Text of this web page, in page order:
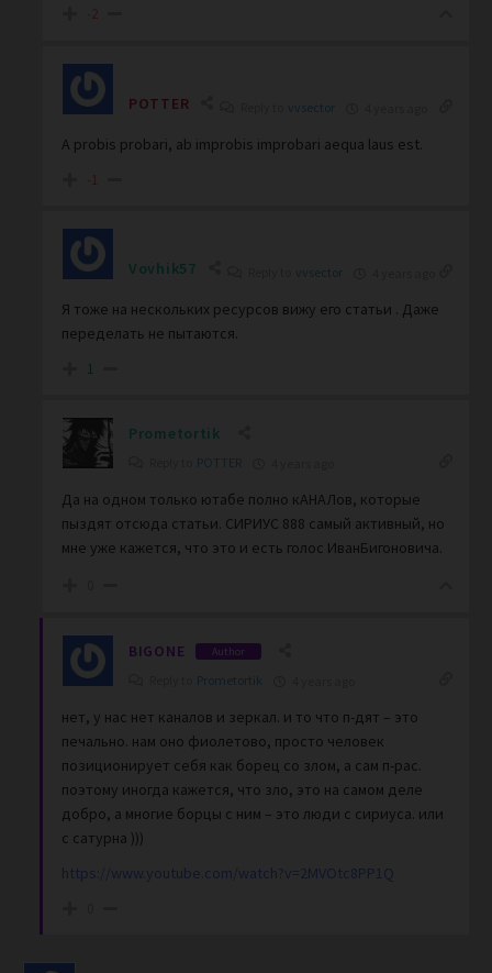
-2
POTTER vvsector
A probis probari, ab improbis improbari aequa laus est.
-1
Vovhik57 vvsector
Я тоже на нескольких ресурсов вижу его статьи . Даже
переделать не пытаются.
1
Prometortik
POTTER
Да на одном только ютабе полно кАНАЛов, которые
пыздят отсюда статьи. СИРИУС 888 самый активный, но
мне уже кажется, что это и есть голос ИванБигоновича.
BIGONE Author
Prometortik
нет, у нас нет каналов и зеркал. и то что п-дят – это
печально. нам оно фиолетово, просто человек
позиционирует себя как борец со злом, а сам п-рас.
поэтому иногда кажется, что зло, это на самом деле
добро, а многие борцы с ним – это люди с сириуса. или
с сатурна )))
https://www.youtube.com/watch?v=2MVOtc8PP1Q